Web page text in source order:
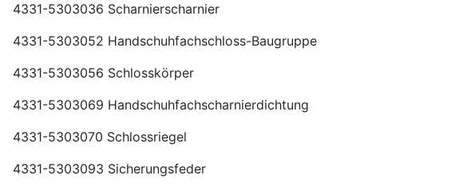
4331-5303036 Scharnierscharnier
4331-5303052 Handschuhfachschloss-Baugruppe
4331-5303056 Schlosskörper
4331-5303069 Handschuhfachscharnierdichtung
4331-5303070 Schlossriegel
4331-5303093 Sicherungsfeder